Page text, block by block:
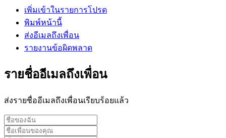
เพิ่มเข้าในรายการโปรด
พิมพ์หน้านี้
ส่งอีเมลถึงเพื่อน
รายงานข้อผิดพลาด
รายชื่ออีเมลถึงเพื่อน
ส่งรายชื่ออีเมลถึงเพื่อนเรียบร้อยแล้ว